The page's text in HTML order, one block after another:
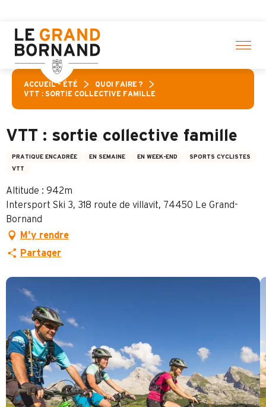
contenu
principal
ACCUEIL – ÉTÉ
QUOI FAIRE ?
VTT : SORTIE COLLECTIVE FAMILLE
VTT : sortie collective famille
PRATIQUE ENCADRÉE EN SEMAINE EN WEEK-END
SPORTS CYCLISTES
VTT
Altitude : 942m
Intersport Ski 3, 318 route de villavit, 74450 Le Grand-
Bornand
M'y rendre
Partager